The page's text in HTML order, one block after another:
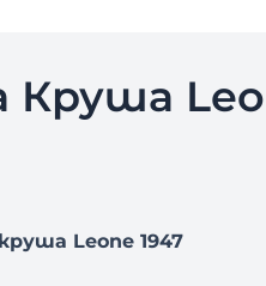
Круша
Leone 1947